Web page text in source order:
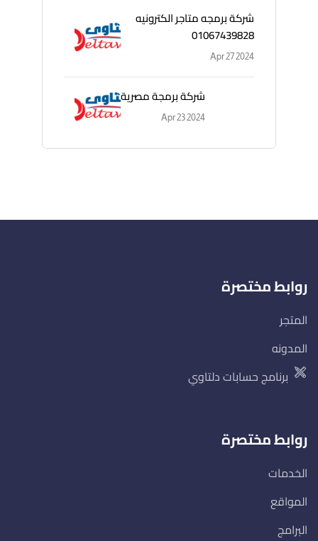
شركة برمجه متاجر الكترونيه
01067439828
Apr 27 2024
شركة برمجة مصرية
Apr 23 2024
روابط مختصرة
المتجر
المدونه
برنامج حسابات دلتاوي
روابط مختصرة
الخدمات
المواقع
البرامج